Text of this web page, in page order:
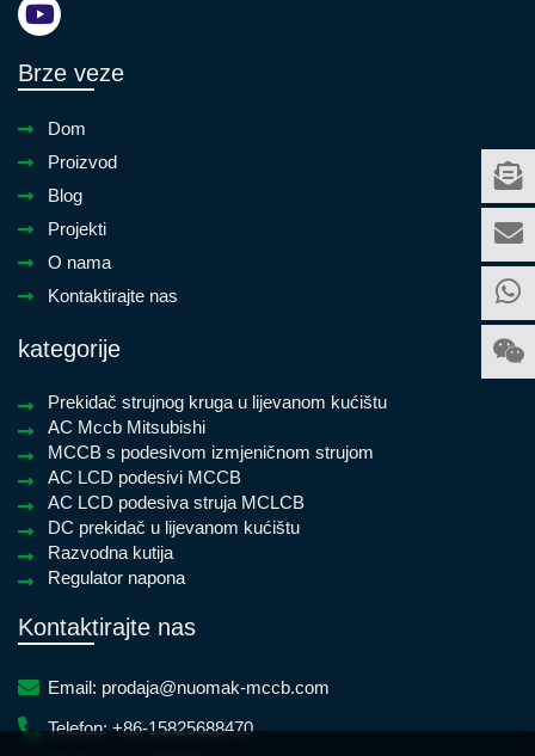
Brze veze
Dom
Proizvod
Blog
Projekti
O nama
Kontaktirajte nas
kategorije
Prekidač strujnog kruga u lijevanom kućištu
AC Mccb Mitsubishi
MCCB s podesivom izmjeničnom strujom
AC LCD podesivi MCCB
AC LCD podesiva struja MCLCB
DC prekidač u lijevanom kućištu
Razvodna kutija
Regulator napona
Kontaktirajte nas
Email: prodaja@nuomak-mccb.com
Telefon:+86-15825688470